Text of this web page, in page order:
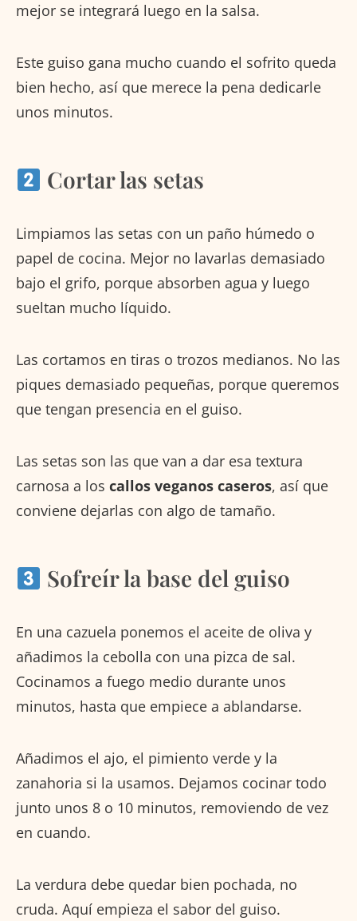
mejor se integrará luego en la salsa.
Este guiso gana mucho cuando el sofrito queda
bien hecho, así que merece la pena dedicarle
unos minutos.
Cortar las setas
Limpiamos las setas con un paño húmedo o
papel de cocina. Mejor no lavarlas demasiado
bajo el grifo, porque absorben agua y luego
sueltan mucho líquido.
Las cortamos en tiras o trozos medianos. No las
piques demasiado pequeñas, porque queremos
que tengan presencia en el guiso.
Las setas son las que van a dar esa textura
carnosa a los callos veganos caseros, así que
conviene dejarlas con algo de tamaño.
Sofreír la base del guiso
En una cazuela ponemos el aceite de oliva y
añadimos la cebolla con una pizca de sal.
Cocinamos a fuego medio durante unos
minutos, hasta que empiece a ablandarse.
Añadimos el ajo, el pimiento verde y la
zanahoria si la usamos. Dejamos cocinar todo
junto unos 8 o 10 minutos, removiendo de vez
en cuando.
La verdura debe quedar bien pochada, no
cruda. Aquí empieza el sabor del guiso.